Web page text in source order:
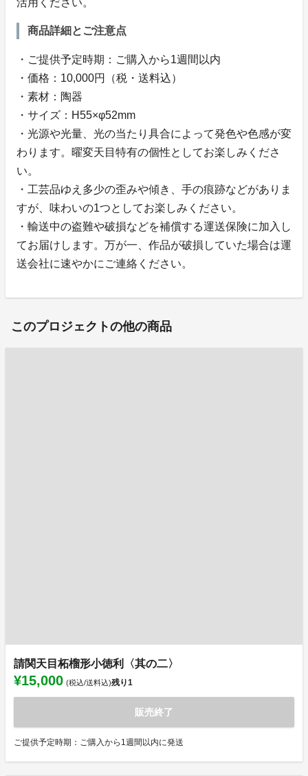
商品詳細とご注意点
・ご提供予定時期：ご購入から1週間以内
・価格：10,000円（税・送料込）
・素材：陶器
・サイズ：H55×φ52mm
・光源や光量、光の当たり具合によって発色や色感が変
わります。曜変天目特有の個性としてお楽しみくださ
い。
・工芸品ゆえ多少の歪みや傾き、手の痕跡などがありま
すが、味わいの1つとしてお楽しみください。
・輸送中の盗難や破損などを補償する運送保険に加入し
てお届けします。万が一、作品が破損していた場合は運
送会社に速やかにご連絡ください。
このプロジェクトの他の商品
請関天目柘榴形小徳利〈其の二〉
¥15,000 (税込/送料込)残り1
販売終了
ご提供予定時期：ご購入から1週間以内に発送